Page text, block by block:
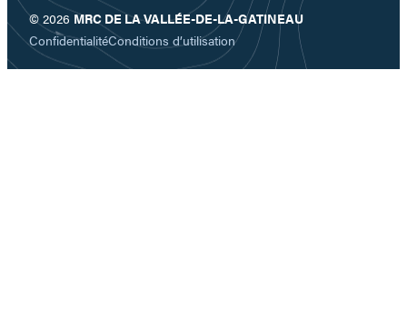
© 2026 MRC DE LA VALLÉE-DE-LA-GATINEAU
ConfidentialitéConditions d’utilisation